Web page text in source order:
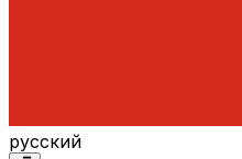
русский